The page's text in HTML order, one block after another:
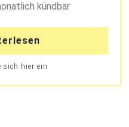
kündbar
sich hier ein